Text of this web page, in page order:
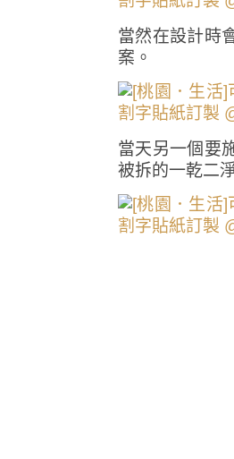
當然在設計時
案。
當天另一個要
被拆的一乾二